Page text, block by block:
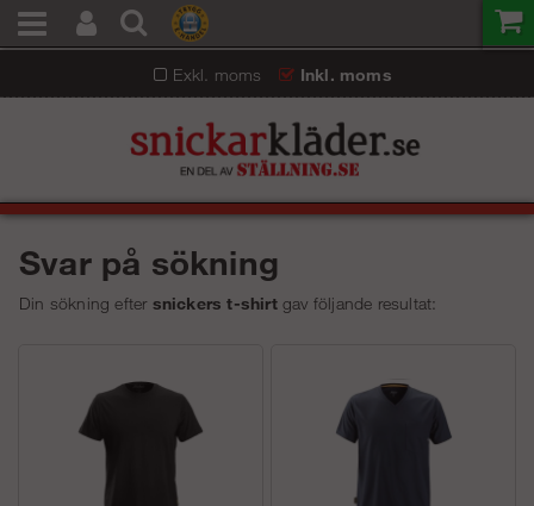
Exkl. moms Inkl. moms
Svar på sökning
Din sökning efter snickers t-shirtgav följande resultat: